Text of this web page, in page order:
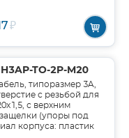
₽
TO-2P-M20
типоразмер 3A,
с резьбой для
с верхним
(упоры под
корпуса: пластик